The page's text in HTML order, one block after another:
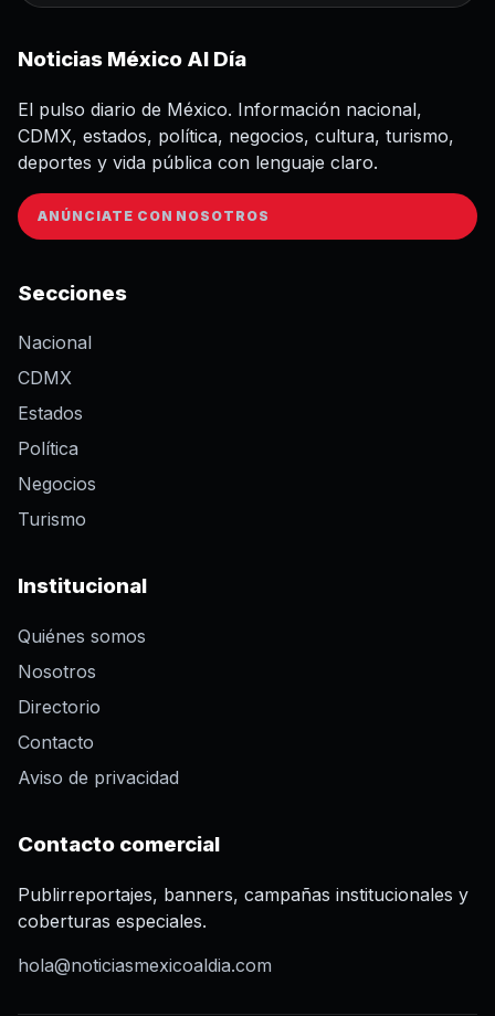
Noticias México Al Día
El pulso diario de México. Información nacional,
CDMX, estados, política, negocios, cultura, turismo,
deportes y vida pública con lenguaje claro.
ANÚNCIATE CON NOSOTROS
Secciones
Nacional
CDMX
Estados
Política
Negocios
Turismo
Institucional
Quiénes somos
Nosotros
Directorio
Contacto
Aviso de privacidad
Contacto comercial
Publirreportajes, banners, campañas institucionales y
coberturas especiales.
hola@noticiasmexicoaldia.com